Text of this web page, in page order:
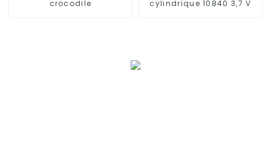
crocodile
cylindrique 10840 3,7 V